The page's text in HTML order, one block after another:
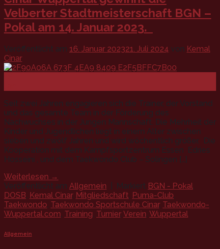
Velberter Stadtmeisterschaft BGN –
Pokal am 14. Januar 2023.
Veröffentlicht am 16. Januar 202321. Juli 2024 von Kemal
Cinar
Seit zwei Jahren engagieren sich die Trainer, der Vorstand
und das gesamte Team in der Förderung des
Nachwuchses in der Jungen Mannschaft. Die Mehrheit der
Kinder und Jugendlichen liegt in einem Alter zwischen
sieben und zwölf Jahren und wird wöchentlich größer. Die
Kooperation mit dem Kampfsportzentrum Essen Edries
Hosseini , und dem Taekwondo Club – Solingen […]
Weiterlesen →
Veröffentlicht am Allgemein Markiert BGN - Pokal,
DOSB, Kemal Cinar, Mitgliedschaft, Puma-Club,
Taekwondo, Taekwondo Sportschule Cinar, Taekwondo-
Wuppertal.com, Training, Turnier, Verein, Wuppertal
Allgemein